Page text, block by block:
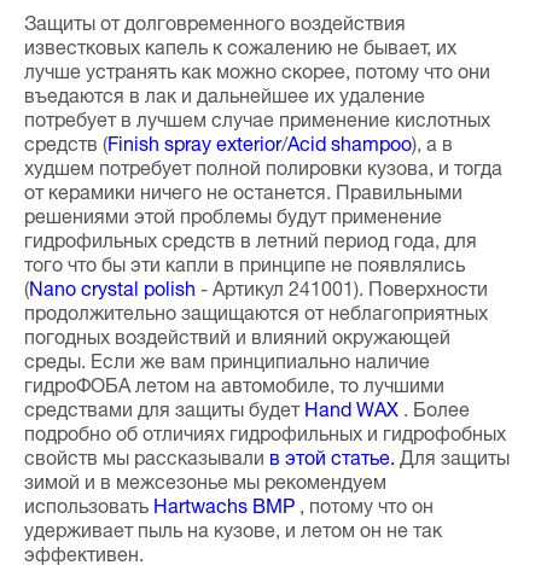
Защиты от долговременного воздействия
известковых капель к сожалению не бывает, их
лучше устранять как можно скорее, потому что они
въедаются в лак и дальнейшее их удаление
потребует в лучшем случае применение кислотных
средств (Finish spray exterior/Acid shampoo), а в
худшем потребует полной полировки кузова, и тогда
от керамики ничего не останется. Правильными
решениями этой проблемы будут применение
гидрофильных средств в летний период года, для
того что бы эти капли в принципе не появлялись
(Nano crystal polish- Артикул 241001). Поверхности
продолжительно защищаются от неблагоприятных
погодных воздействий и влияний окружающей
среды. Если же вам принципиально наличие
гидроФОБА летом на автомобиле, то лучшими
средствами для защиты будетHand WAX. Более
подробно об отличиях гидрофильных и гидрофобных
свойств мы рассказывали в этой статье.Для защиты
зимой и в межсезонье мы рекомендуем
использоватьHartwachs BMP, потому что он
удерживает пыль на кузове, и летом он не так
эффективен.